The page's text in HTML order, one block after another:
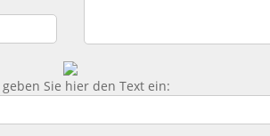
Sie hier den Text ein: